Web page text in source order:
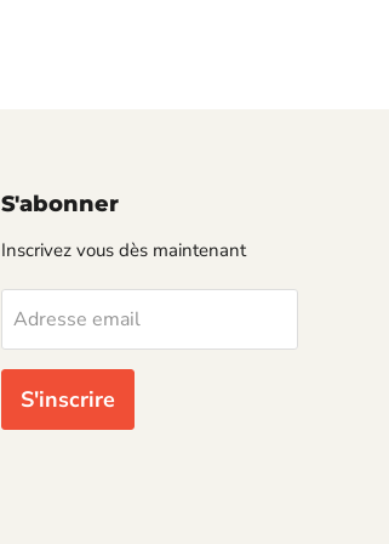
S'abonner
Inscrivez vous dès maintenant
Adresse email
S'inscrire